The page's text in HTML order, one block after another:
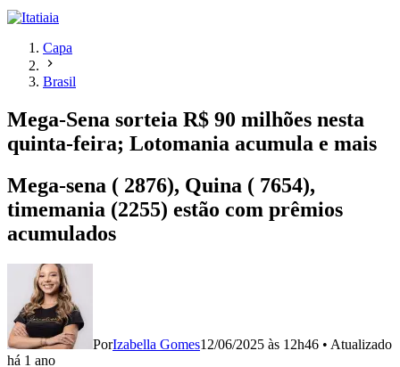
Capa
Brasil
Mega-Sena sorteia R$ 90 milhões nesta
quinta-feira; Lotomania acumula e mais
Mega-sena ( 2876), Quina ( 7654),
timemania (2255) estão com prêmios
acumulados
PorIzabella Gomes12/06/2025 às 12h46 • Atualizado
há 1 ano